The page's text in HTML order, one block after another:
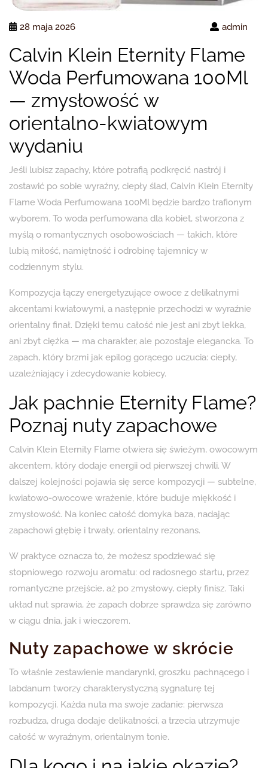
28 maja 2026 admin
Calvin Klein Eternity Flame
Woda Perfumowana 100Ml
— zmysłowość w
orientalno-kwiatowym
wydaniu
Jeśli lubisz zapachy, które potrafią podkręcić nastrój i
zostawić po sobie wyraźny, ciepły ślad, Calvin Klein Eternity
Flame Woda Perfumowana 100Ml będzie bardzo trafionym
wyborem. To woda perfumowana dla kobiet, stworzona z
myślą o romantycznych osobowościach — takich, które
lubią miłość, namiętność i odrobinę tajemnicy w
codziennym stylu.
Kompozycja łączy energetyzujące owoce z delikatnymi
akcentami kwiatowymi, a następnie przechodzi w wyraźnie
orientalny finał. Dzięki temu całość nie jest ani zbyt lekka,
ani zbyt ciężka — ma charakter, ale pozostaje elegancka. To
zapach, który brzmi jak epilog gorącego uczucia: ciepły,
uzależniający i zdecydowanie kobiecy.
Jak pachnie Eternity Flame?
Poznaj nuty zapachowe
Calvin Klein Eternity Flame otwiera się świeżym, owocowym
akcentem, który dodaje energii od pierwszej chwili. W
dalszej kolejności pojawia się serce kompozycji — subtelne,
kwiatowo-owocowe wrażenie, które buduje miękkość i
zmysłowość. Na koniec całość domyka baza, nadając
zapachowi głębię i trwały, orientalny rezonans.
W praktyce oznacza to, że możesz spodziewać się
stopniowego rozwoju aromatu: od radosnego startu, przez
romantyczne przejście, aż po zmysłowy, ciepły finisz. Taki
układ nut sprawia, że zapach dobrze sprawdza się zarówno
w ciągu dnia, jak i wieczorem.
Nuty zapachowe w skrócie
To właśnie zestawienie mandarynki, groszku pachnącego i
labdanum tworzy charakterystyczną sygnaturę tej
kompozycji. Każda nuta ma swoje zadanie: pierwsza
rozbudza, druga dodaje delikatności, a trzecia utrzymuje
całość w wyraźnym, orientalnym tonie.